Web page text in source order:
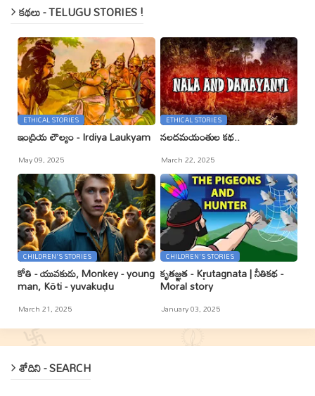
కథలు - TELUGU STORIES !
ETHICAL STORIES
ఇంద్రియ లౌల్యం - Irdiya Laukyam
May 09, 2025
ETHICAL STORIES
నలదమయంతుల కథ..
March 22, 2025
CHILDREN'S STORIES
కోతి - యువకుడు, Monkey - young
man, Kōti - yuvakuḍu
March 21, 2025
CHILDREN'S STORIES
కృతజ్ఞత - Kr̥utagnata | నీతికథ -
Moral story
January 03, 2025
శోదిని - SEARCH